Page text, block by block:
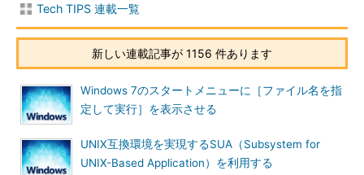
Snipping Toolを起動した状態のデスクトップ画面
Snipping Toolを起動すると、［Snipping Tool］
ウィンドウが開くとともに、デスクトップ全体が
白っぽくなる（半透明の白色がオーバーレイ表示
（1）［Snipping Tool］ウィンドウが［新規作
成］ボタンが押された状態で開く。ここで［Esc］
キーを押すか、［新規作成］／［キャンセル］ボ
タンを押すと、Snipping Toolが非アクティブにな
る。
（2）Snipping Toolがアクティブな場合、デス
Tech TIPS 連載一覧
新しい連載記事が 1156 件あります
Windows 7のスタートメニューに［ファイル名を指
定して実行］を表示させる
UNIX互換環境を実現するSUA（Subsystem for
UNIX-Based Application）を利用する